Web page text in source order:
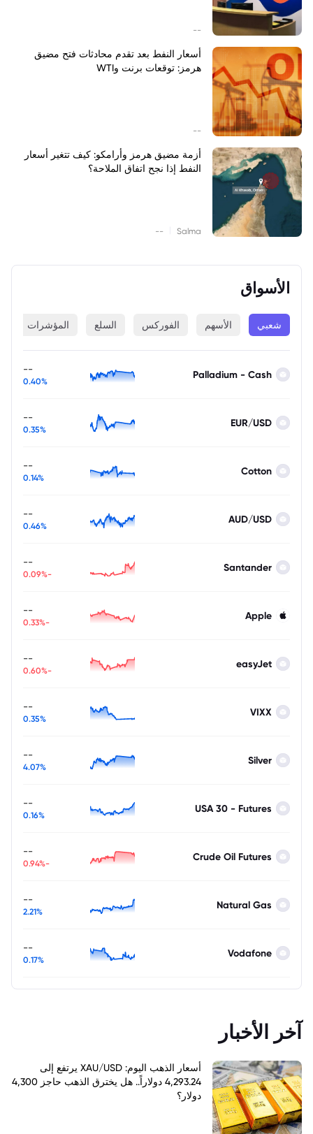
--
أسعار النفط بعد تقدم محادثات فتح مضيق
هرمز: توقعات برنت وWTI
--
أزمة مضيق هرمز وأرامكو: كيف تتغير أسعار
النفط إذا نجح اتفاق الملاحة؟
Salma
--
الأسواق
شعبي الأسهم الفوركس السلع المؤشرات
Palladium - Cash
--
0.40%
EUR/USD
--
0.35%
Cotton
--
0.14%
AUD/USD
--
0.46%
Santander
--
-0.09%
Apple
--
-0.33%
easyJet
--
-0.60%
VIXX
--
0.35%
Silver
--
4.07%
USA 30 - Futures
--
0.16%
Crude Oil Futures
--
-0.94%
Natural Gas
--
2.21%
Vodafone
--
0.17%
آخر الأخبار
أسعار الذهب اليوم: XAU/USD يرتفع إلى
4,293.24 دولاراً.. هل يخترق الذهب حاجز 4,300
دولار؟